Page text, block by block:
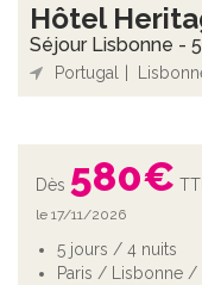
Hôtel
Séjour Lisbonne -
Portugal
Dès 580€
le 17/11/2026
5 jours / 4 nuits
Paris / Lisbonne /